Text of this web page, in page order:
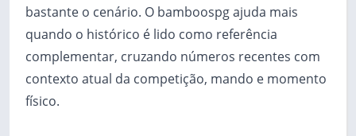
bastante o cenário. O bamboospg ajuda mais
quando o histórico é lido como referência
complementar, cruzando números recentes com
contexto atual da competição, mando e momento
físico.